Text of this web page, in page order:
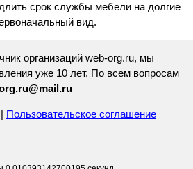
срок службы мебели на долгие
вид.
организаций web-org.ru, мы
уже 10 лет. По всем вопросам
Пользовательское соглашение